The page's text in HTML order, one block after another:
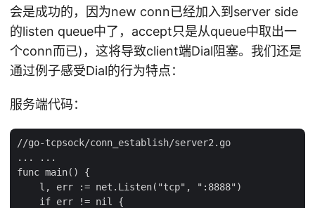
会是成功的，因为new conn已经加入到server side
的listen queue中了，accept只是从queue中取出一
个conn而已)，这将导致client端Dial阻塞。我们还是
通过例子感受Dial的行为特点：
服务端代码：
//go-tcpsock/conn_establish/server2.go
... ...
func main() {
    l, err := net.Listen("tcp", ":8888")
    if err != nil {